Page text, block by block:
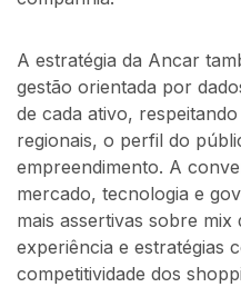
A estratégia da Ancar
gestão orientada por
de cada ativo,
regionais, o perfil do
empreendimento. A
mercado, tecnologia e
mais assertivas sobre mix
experiência e estratégias
competitividade dos